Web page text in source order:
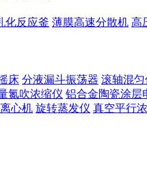
化反应釜 薄膜高速分散机 高
床 分液漏斗振荡器 滚轴混匀
氮吹浓缩仪 铝合金陶瓷涂层
心机 旋转蒸发仪 真空平行